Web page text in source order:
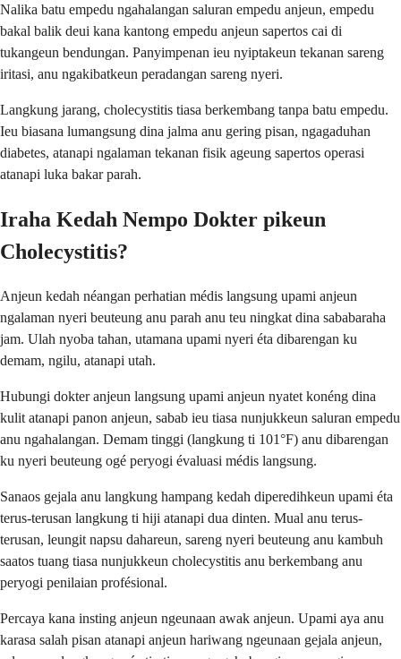
Nalika batu empedu ngahalangan saluran empedu anjeun, empedu
bakal balik deui kana kantong empedu anjeun sapertos cai di
tukangeun bendungan. Panyimpenan ieu nyiptakeun tekanan sareng
iritasi, anu ngakibatkeun peradangan sareng nyeri.
Langkung jarang, cholecystitis tiasa berkembang tanpa batu empedu.
Ieu biasana lumangsung dina jalma anu gering pisan, ngagaduhan
diabetes, atanapi ngalaman tekanan fisik ageung sapertos operasi
atanapi luka bakar parah.
Iraha Kedah Nempo Dokter pikeun
Cholecystitis?
Anjeun kedah néangan perhatian médis langsung upami anjeun
ngalaman nyeri beuteung anu parah anu teu ningkat dina sababaraha
jam. Ulah nyoba tahan, utamana upami nyeri éta dibarengan ku
demam, ngilu, atanapi utah.
Hubungi dokter anjeun langsung upami anjeun nyatet konéng dina
kulit atanapi panon anjeun, sabab ieu tiasa nunjukkeun saluran empedu
anu ngahalangan. Demam tinggi (langkung ti 101°F) anu dibarengan
ku nyeri beuteung ogé peryogi évaluasi médis langsung.
Sanaos gejala anu langkung hampang kedah diperedihkeun upami éta
terus-terusan langkung ti hiji atanapi dua dinten. Mual anu terus-
terusan, leungit napsu dahareun, sareng nyeri beuteung anu kambuh
saatos tuang tiasa nunjukkeun cholecystitis anu berkembang anu
peryogi penilaian profésional.
Percaya kana insting anjeun ngeunaan awak anjeun. Upami aya anu
karasa salah pisan atanapi anjeun hariwang ngeunaan gejala anjeun,